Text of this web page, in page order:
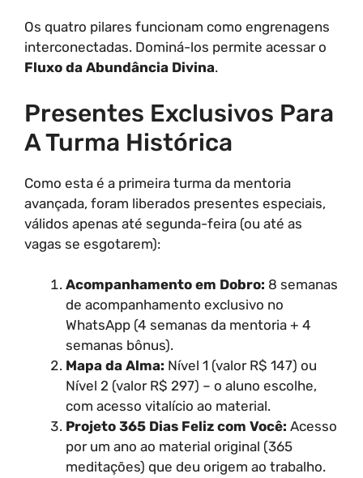
Os quatro pilares funcionam como engrenagens
interconectadas. Dominá-los permite acessar o
Fluxo da Abundância Divina.
Presentes Exclusivos Para
A Turma Histórica
Como esta é a primeira turma da mentoria
avançada, foram liberados presentes especiais,
válidos apenas até segunda-feira (ou até as
vagas se esgotarem):
Acompanhamento em Dobro: 8 semanas
de acompanhamento exclusivo no
WhatsApp (4 semanas da mentoria + 4
semanas bônus).
Mapa da Alma: Nível 1 (valor R$ 147) ou
Nível 2 (valor R$ 297) – o aluno escolhe,
com acesso vitalício ao material.
Projeto 365 Dias Feliz com Você: Acesso
por um ano ao material original (365
meditações) que deu origem ao trabalho.